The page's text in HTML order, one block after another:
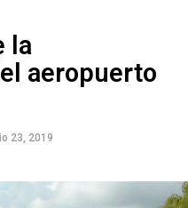
la
aeropuerto
23, 2019